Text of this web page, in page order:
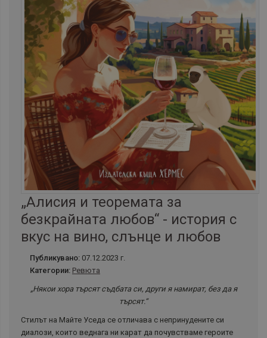
„Алисия и теоремата за
безкрайната любов“ - история с
вкус на вино, слънце и любов
Публикувано: 07.12.2023 г.
Категории: Ревюта
„Някои хора търсят съдбата си, други я намират, без да я
търсят.“
Стилът на Майте Уседа се отличава с непринудените си
диалози, които веднага ни карат да почувстваме героите